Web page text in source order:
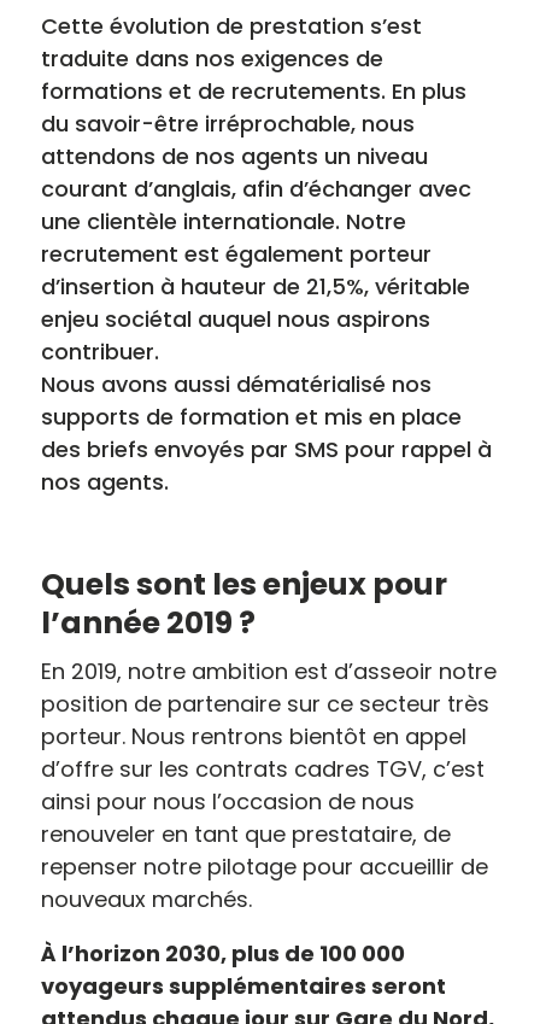
Cette évolution de prestation s’est
traduite dans nos exigences de
formations et de recrutements. En plus
du savoir-être irréprochable, nous
attendons de nos agents un niveau
courant d’anglais, afin d’échanger avec
une clientèle internationale. Notre
recrutement est également porteur
d’insertion à hauteur de 21,5%, véritable
enjeu sociétal auquel nous aspirons
contribuer.
Nous avons aussi dématérialisé nos
supports de formation et mis en place
des briefs envoyés par SMS pour rappel à
nos agents.
Quels sont les enjeux pour
l’année 2019 ?
En 2019, notre ambition est d’asseoir notre
position de partenaire sur ce secteur très
porteur. Nous rentrons bientôt en appel
d’offre sur les contrats cadres TGV, c’est
ainsi pour nous l’occasion de nous
renouveler en tant que prestataire, de
repenser notre pilotage pour accueillir de
nouveaux marchés.
À l’horizon 2030, plus de 100 000
voyageurs supplémentaires seront